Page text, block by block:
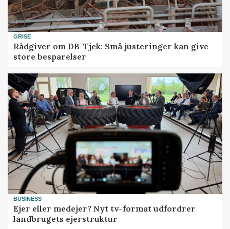
GRISE
Rådgiver om DB-Tjek: Små justeringer kan give
store besparelser
BUSINESS
Ejer eller medejer? Nyt tv-format udfordrer
landbrugets ejerstruktur